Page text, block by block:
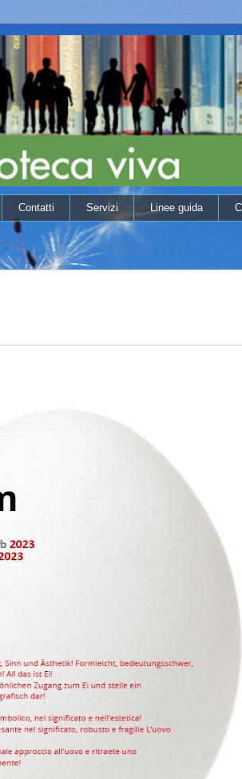
Contatti Servizi Linee guida